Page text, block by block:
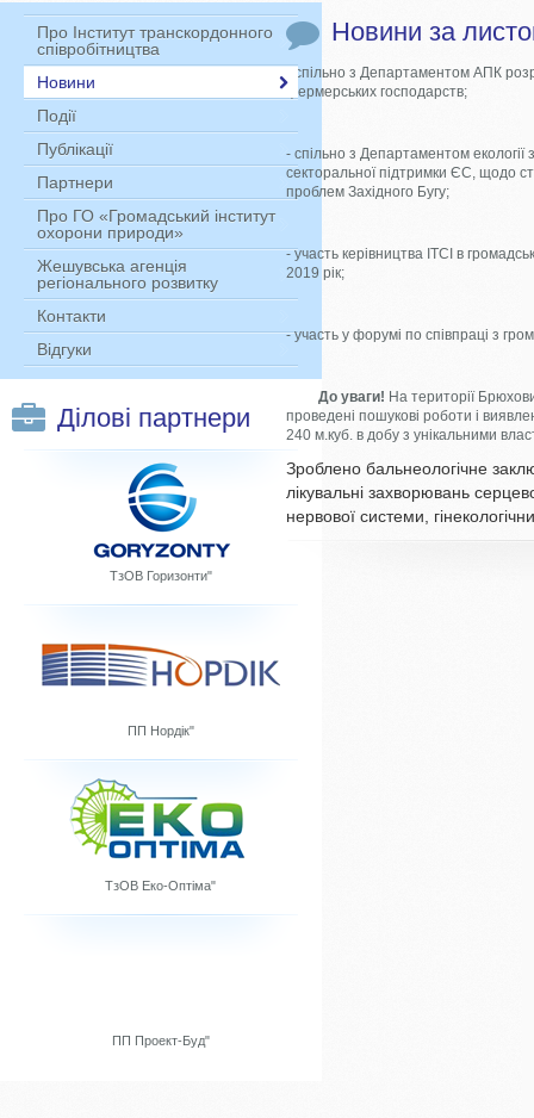
Про Інститут транскордонного
співробітництва
Новини
Події
Публікації
Партнери
Про ГО «Громадський інститут
охорони природи»
Жешувська агенція
регіонального розвитку
Контакти
Відгуки
Ділові партнери
ТзОВ Горизонти"
ПП Нордік"
ТзОВ Еко-Оптіма"
ПП Проект-Буд"
Новини за
- спільно з Департаментом АПК
фермерських господарств;
- спільно з Департаментом
секторальної підтримки ЄС, щодо
проблем Західного Бугу;
- участь керівництва ІТСІ в
2019 рік;
- участь у форумі по співпраці з
До уваги! На території
проведені пошукові роботи і
240 м .куб. в добу з унікальними
Зроблено бальнеологічне
лікувальні захворювань
нервової системи,